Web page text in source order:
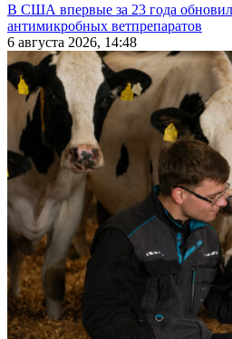
В США впервые за 23 года
антимикробных ветпрепаратов
6 августа 2026, 14:48